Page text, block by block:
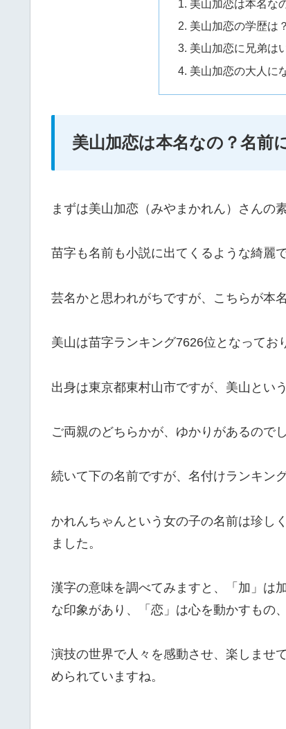
美山加恋は本名な
美山加恋の学歴は
美山加恋に兄弟は
美山加恋の大人に
美山加恋は本名なの？名前
まずは美山加恋（みやまかれん）さんの
苗字も名前も小説に出てくるような綺麗
芸名かと思われがちですが、こちらが本
美山は苗字ランキング7626位となってお
出身は東京都東村山市ですが、美山とい
ご両親のどちらかが、ゆかりがあるのでし
続いて下の名前ですが、名付けランキン
かれんちゃんという女の子の名前は珍し
ました。
漢字の意味を調べてみますと、「加」は
な印象があり、「恋」は心を動かすもの
演技の世界で人々を感動させ、楽しませ
められていますね。